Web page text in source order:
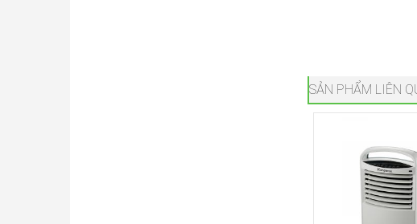
SẢN PHẨM LIÊN